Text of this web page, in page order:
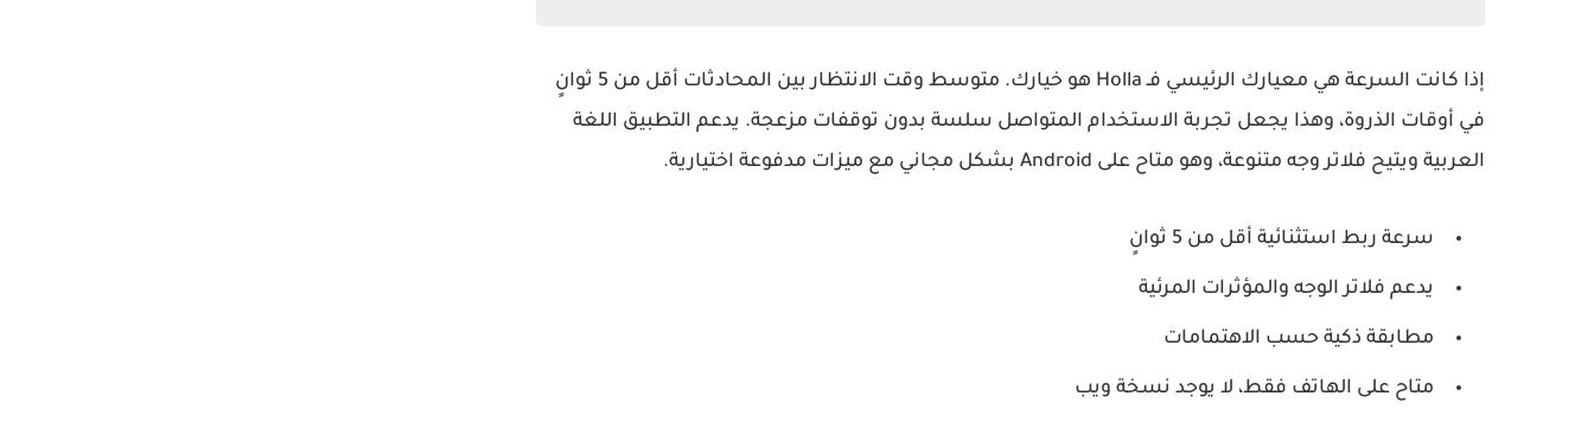
إذا كانت السرعة هي معيارك الرئيسي فـ Holla هو خيارك. متوسط وقت الانتظار بين المحادثات أقل من 5 ثوانٍ
في أوقات الذروة، وهذا يجعل تجربة الاستخدام المتواصل سلسة بدون توقفات مزعجة. يدعم التطبيق اللغة
العربية ويتيح فلاتر وجه متنوعة، وهو متاح على Android بشكل مجاني مع ميزات مدفوعة اختيارية.
سرعة ربط استثنائية أقل من 5 ثوانٍ
يدعم فلاتر الوجه والمؤثرات المرئية
مطابقة ذكية حسب الاهتمامات
متاح على الهاتف فقط، لا يوجد نسخة ويب